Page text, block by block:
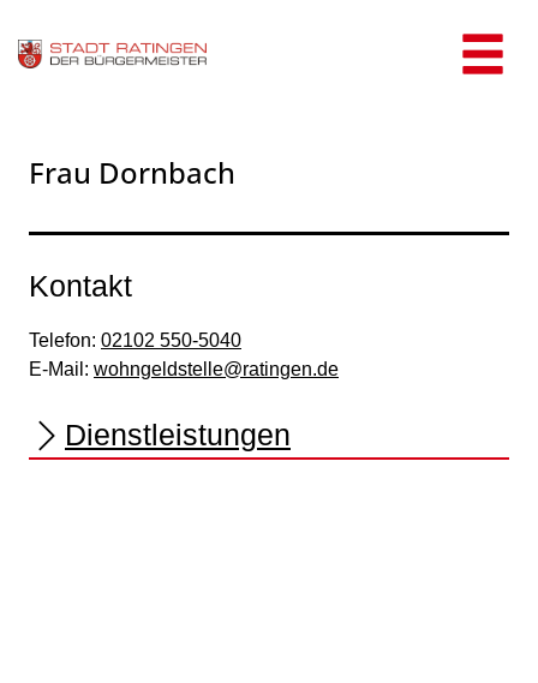
Frau Dornbach
Kontakt
Telefon: 02102 550-5040
E-Mail: wohngeldstelle@ratingen.de
Dienstleistungen